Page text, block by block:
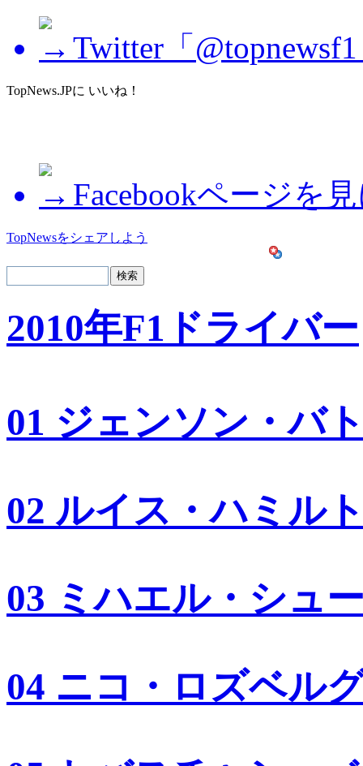
Twitter「
TopNews.JPに いいね！
Facebookページを
TopNewsをシェアしよう
2010年F1ドライバー
01 ジェンソン・バ
02 ルイス・ハミル
03 ミハエル・シュ
04 ニコ・ロズベル